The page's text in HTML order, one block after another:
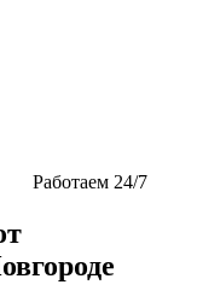
Работаем 24/7